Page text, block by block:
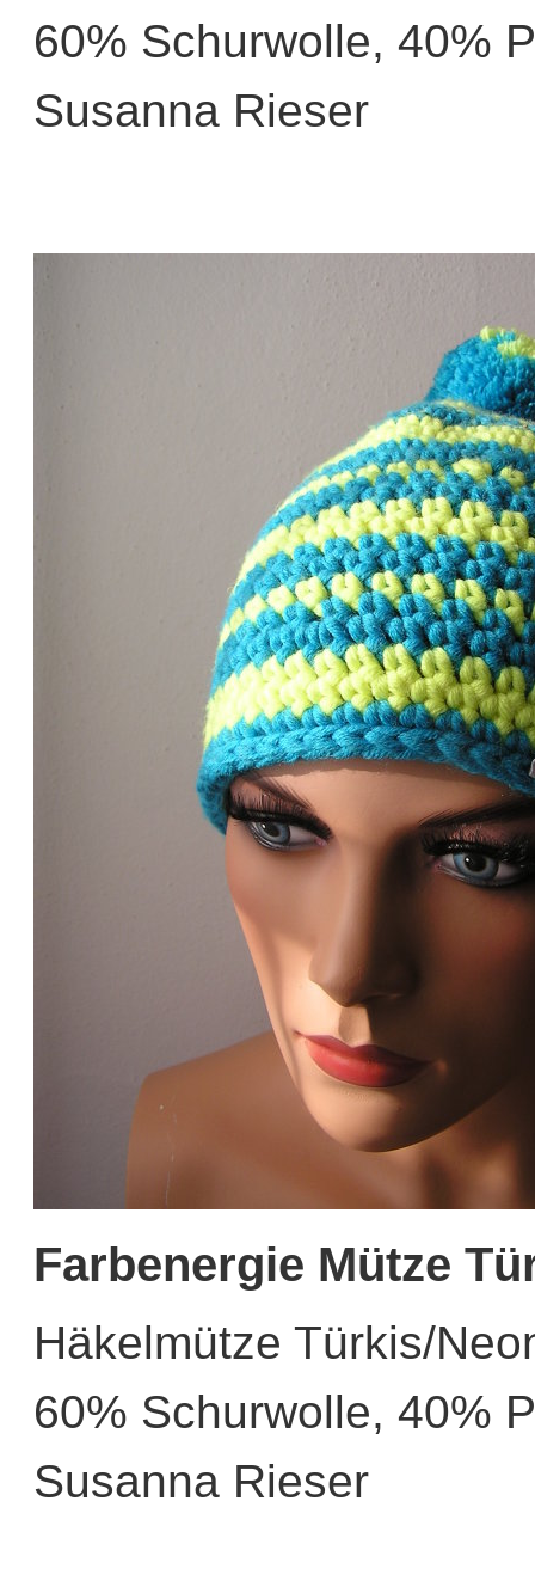
60% Schurwolle, 40%
Susanna Rieser
Farbenergie Mütze
Häkelmütze Türkis/
60% Schurwolle, 40%
Susanna Rieser